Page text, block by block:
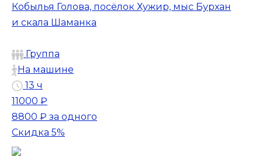
Кобылья Голова, посёлок Хужир, мыс Бурхан
и скала Шаманка
Группа
На машине
13 ч
11000 ₽
8800 ₽ за одного
Скидка 5%